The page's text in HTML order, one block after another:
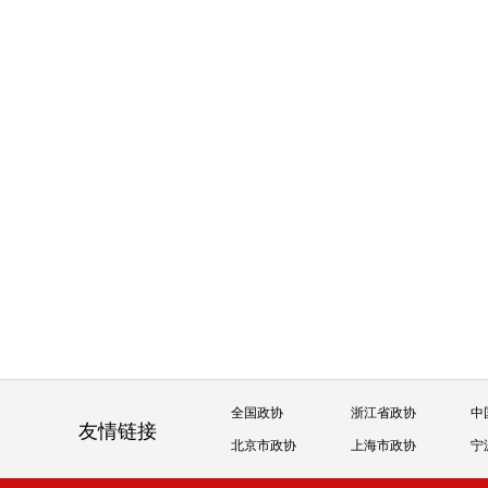
友情链接
全国政协 浙江省政协 中
北京市政协 上海市政协 宁